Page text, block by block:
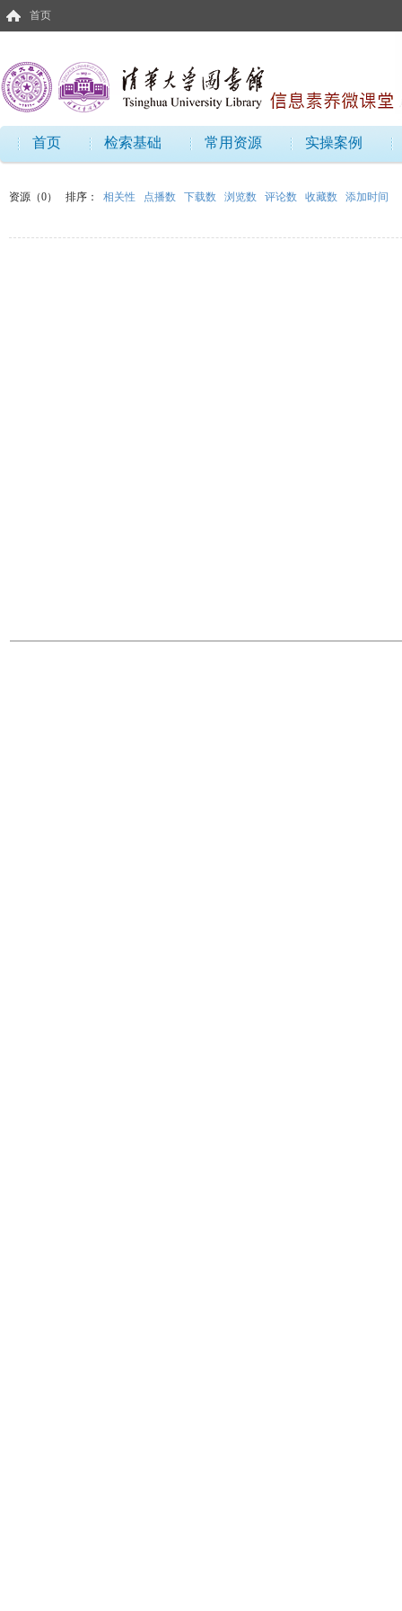
首页
首页 检索基础 常用资源 实操案例
资源（0） 排序： 相关性 点播数 下载数 浏览数 评论数 收藏数 添加时间